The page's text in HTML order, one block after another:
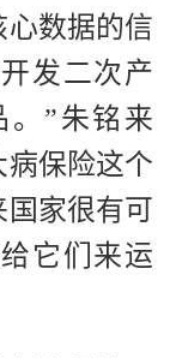
心数据的信
发二次产
。”朱铭来
保险这个
家很有可
它们来运